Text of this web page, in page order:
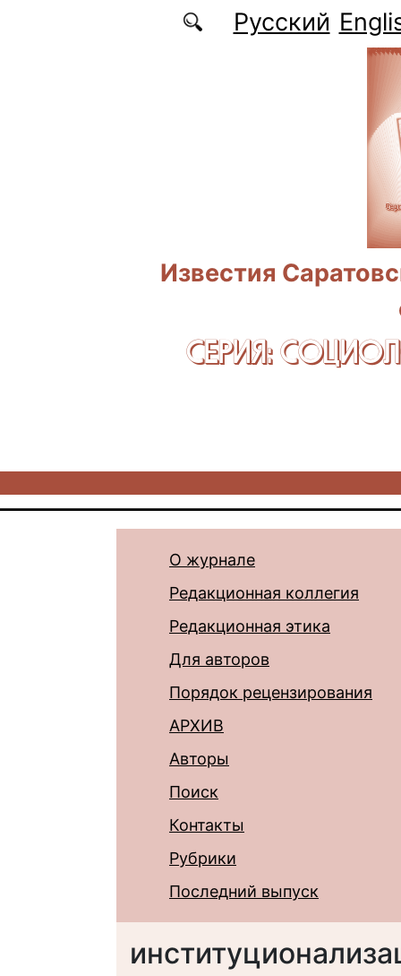
Перейти к основному содержаниюРусский
Известия
СЕРИЯ:
О журнале
Редакционная коллегия
Редакционная этика
Для авторов
Порядок рецензирования
АРХИВ
Авторы
Поиск
Контакты
Рубрики
Последний выпуск